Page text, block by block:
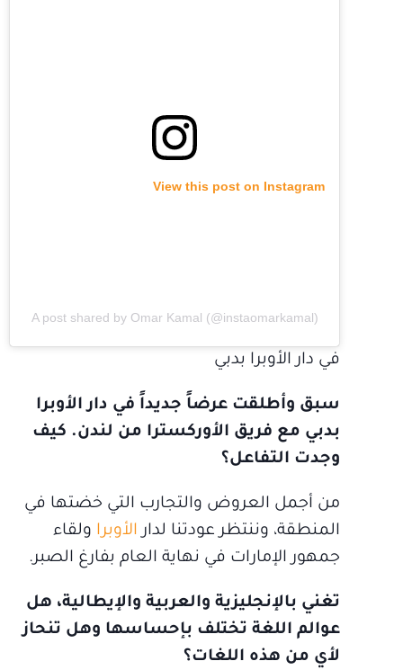
View this post on Instagram
A post shared by Omar Kamal (@instaomarkamal)
في دار الأوبرا بدبي
سبق وأطلقت عرضاً جديداً في دار الأوبرا
بدبي مع فريق الأوركسترا من لندن. كيف
وجدت التفاعل؟
من أجمل العروض والتجارب التي خضتها في
المنطقة، وننتظر عودتنا لدار الأوبرا ولقاء
جمهور الإمارات في نهاية العام بفارغ الصبر.
تغني بالإنجليزية والعربية والإيطالية، هل
عوالم اللغة تختلف بإحساسها وهل تنحاز
لأي من هذه اللغات؟